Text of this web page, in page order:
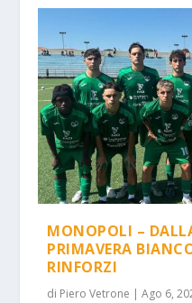
MONOPOLI –
PRIMAVERA
RINFORZI
di Piero Vetrone |Ago 6,